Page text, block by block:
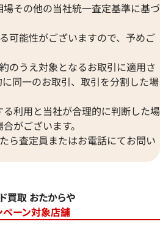
その他の当社統一査定基準に基づ
可能性がございますので、予めご
のうえ対象となるお取引に適用さ
同一のお取引、取引を分割した場
利用と当社が合理的に判断した場
がございます。
ら査定員またはお電話にてお問い
買取 おたからや
ペーン対象店舗